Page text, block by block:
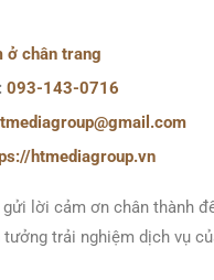
ở chân trang
093-143-0716
htmediagroup.vn
lời cảm ơn chân thành
tưởng trải nghiệm dịch vụ